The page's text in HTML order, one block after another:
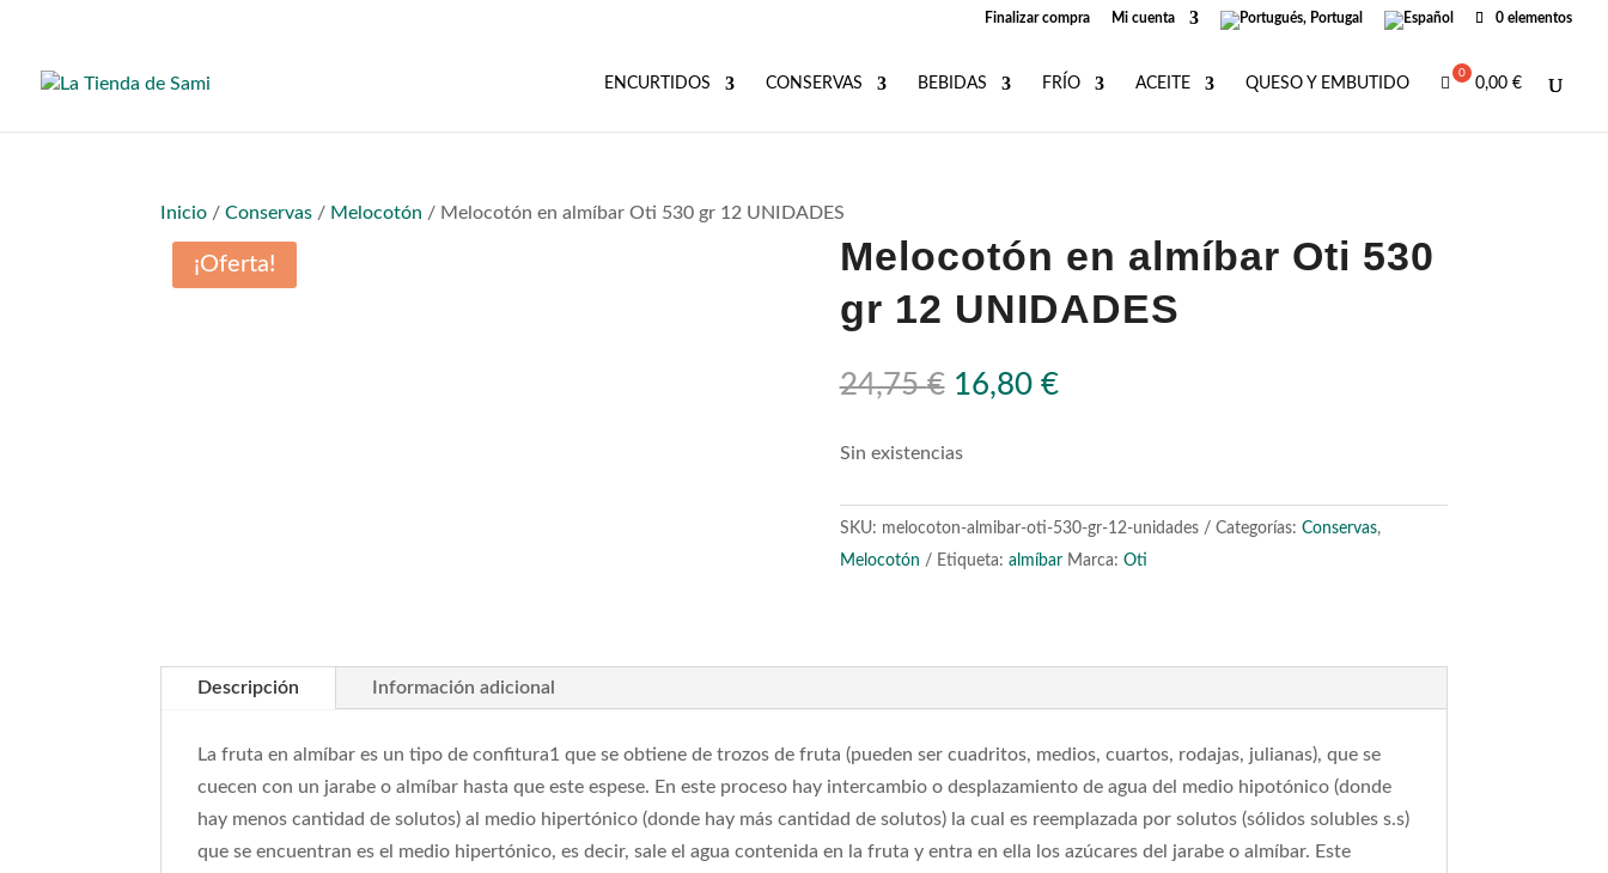
Finalizar compra Mi cuenta 0 elementos
ENCURTIDOS CONSERVAS BEBIDAS FRÍO ACEITE QUESO Y EMBUTIDO 0,00 €
Inicio /Conservas / Melocotón / Melocotón en almíbar Oti 530 gr 12 UNIDADES
¡Oferta!
Melocotón en almíbar Oti 530
gr 12 UNIDADES
24,75€ El
original
24,75 €.
16,80 €El
16,80 €.
Sin existencias
SKU: melocoton-almibar-oti-530-gr-12-unidades Categorías: Conservas,
Melocotón
Etiqueta: almíbar Marca: Oti
Descripción Información adicional
La fruta en almíbar es un tipo de confitura1​ que se obtiene de trozos de fruta (pueden ser cuadritos, medios, cuartos, rodajas, julianas), que se
cuecen con un jarabe o almíbar hasta que este espese. En este proceso hay intercambio o desplazamiento de agua del medio hipotónico (donde
hay menos cantidad de solutos) al medio hipertónico (donde hay más cantidad de solutos) la cual es reemplazada por solutos (sólidos solubles s.s)
que se encuentran es el medio hipertónico, es decir, sale el agua contenida en la fruta y entra en ella los azúcares del jarabe o almíbar. Este